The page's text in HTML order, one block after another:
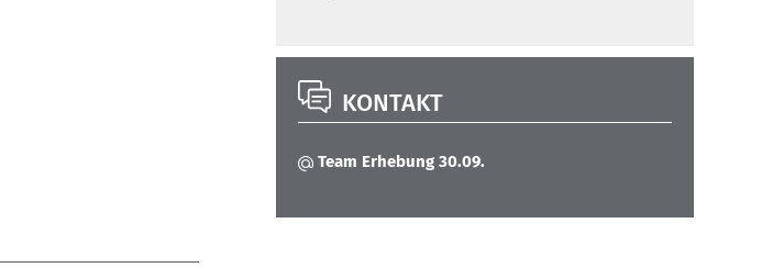
KONTAKT
Team Erhebung 30.09.